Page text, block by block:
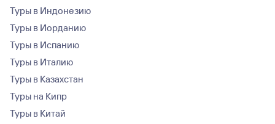
Туры в Индонезию
Туры в Иорданию
Туры в Испанию
Туры в Италию
Туры в Казахстан
Туры на Кипр
Туры в Китай